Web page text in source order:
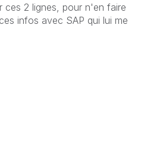
ces 2 lignes, pour n'en faire
infos avec SAP qui lui me